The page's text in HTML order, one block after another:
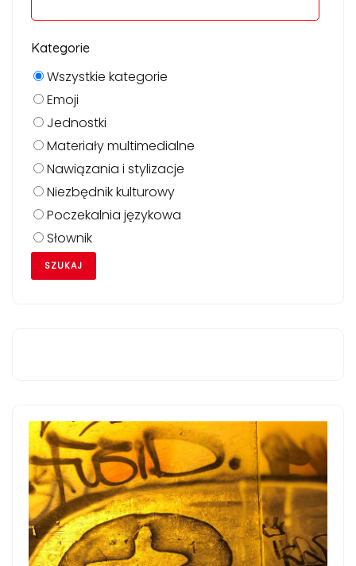
Kategorie
Wszystkie kategorie
Emoji
Jednostki
Materiały multimedialne
Nawiązania i stylizacje
Niezbędnik kulturowy
Poczekalnia językowa
Słownik